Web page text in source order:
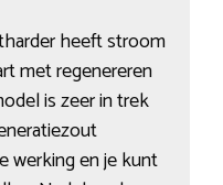
heeft stroom
met regenereren
is zeer in trek
werking en je kunt